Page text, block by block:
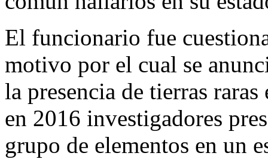
El funcionario fue
motivo por el cual se
la presencia de tierras
en 2016 investigadores
grupo de elementos en un